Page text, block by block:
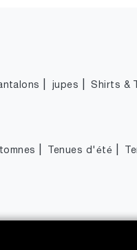
jupes |Shirts &
Tenues d'été